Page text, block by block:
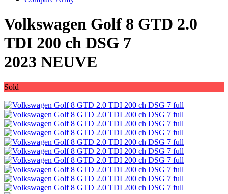
Volkswagen Golf 8 GTD 2.0
TDI 200 ch DSG 7
2023 NEUVE
Sold